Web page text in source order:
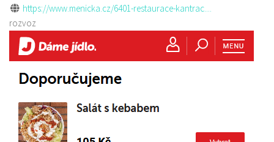
https://www.menicka.cz/6401-restaurace-kantrac....
rozvoz